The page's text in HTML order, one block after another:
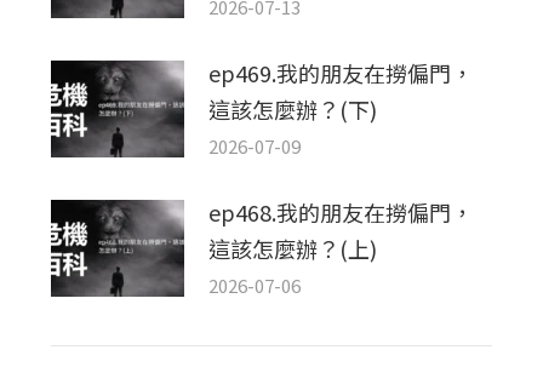
2026-07-13
ep469.我的朋友在撈偏門，
這該怎麼辦？(下)
2026-07-09
ep468.我的朋友在撈偏門，
這該怎麼辦？(上)
2026-07-06